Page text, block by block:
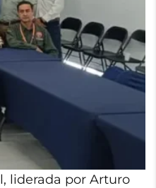
liderada por Arturo